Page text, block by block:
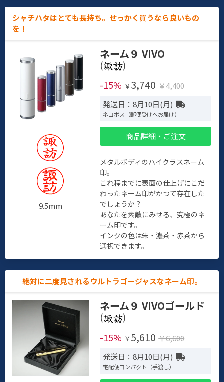
シャチハタはとても長持ち。せっかく買うなら良いもの
を！
9.5mm
ネーム９ VIVO
(
)
-15% ￥ 3,740 ￥4,400
発送日：8月10日(月)
ネコポス（郵便受けへお届け）
商品詳細・ご注文
メタルボディのハイクラスネーム
印。
これ程までに表面の仕上げにこだ
わったネーム印がかつて存在した
でしょうか？
あなたを素敵にみせる、究極のネ
ーム印です。
インクの色は朱・濃茶・赤茶から
選択できます。
絶対に二度見されるウルトラゴージャスなネーム印。
ネーム９ VIVOゴールド
(
)
-15% ￥ 5,610 ￥6,600
発送日：8月10日(月)
宅配便コンパクト（手渡し）